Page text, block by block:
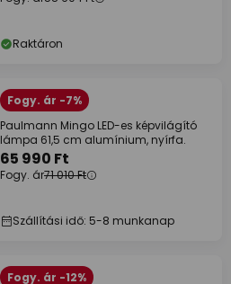
Raktáron
Fogy. ár -7%
Paulmann Mingo LED-es képvilágító
lámpa 61,5 cm alumínium, nyírfa.
65 990 Ft
Fogy. ár71 010 Ft
Szállítási idő: 5-8 munkanap
Fogy. ár -12%